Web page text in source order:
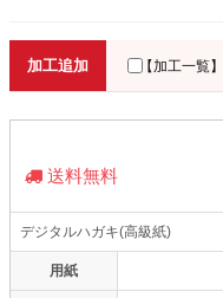
加工追加 【加工一覧】
デジタルハガキ(高級紙)
用紙
送料無料